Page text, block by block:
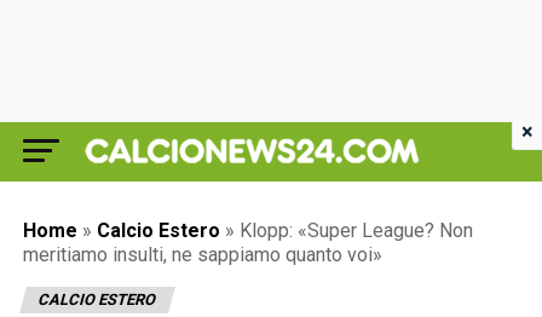
Home » Calcio Estero » Klopp: «Super League? Non
meritiamo insulti, ne sappiamo quanto voi»
CALCIO ESTERO
×